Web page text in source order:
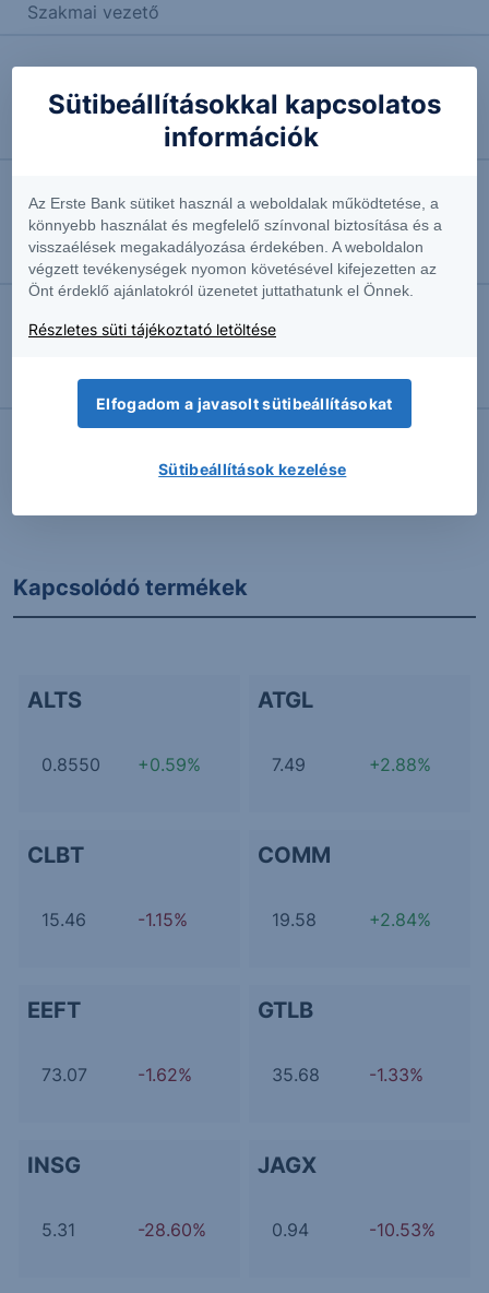
Szakmai vezető
Próbálkozik: DAX - 2026/39 - napi
2026.05.14. 08:54
Nincs erő: DAX - 2026/38 - napi
Szakmai vezető
2026.05.12. 08:52
Szakmai vezető
Kapcsolódó termékek
ALTS
0.8550 +0.59%
ATGL
7.49 +2.88%
CLBT
15.46 -1.15%
COMM
19.58 +2.84%
EEFT
73.07 -1.62%
GTLB
35.68 -1.33%
INSG
5.31 -28.60%
JAGX
0.94 -10.53%
Sütibeállításokkal kapcsolatos
információk
Az Erste Bank sütiket használ a weboldalak működtetése, a
könnyebb használat és megfelelő színvonal biztosítása és a
visszaélések megakadályozása érdekében. A weboldalon
végzett tevékenységek nyomon követésével kifejezetten az
Önt érdeklő ajánlatokról üzenetet juttathatunk el Önnek.
Részletes süti tájékoztató letöltése
Elfogadom a javasolt sütibeállításokat
Sütibeállítások kezelése